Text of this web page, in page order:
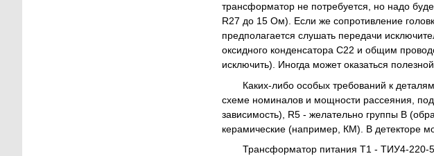
трансформатор не потребуется, но надо
R27 до 15 Ом). Если же сопротивление
предполагается слушать передачи
оксидного конденсатора С22 и общим
исключить). Иногда может оказаться
Каких-либо особых требований к
схеме номиналов и мощности рассеяния,
зависимость), R5 - желательно группы В
керамические (например, КМ). В детекторе
Трансформатор питания Т1 - ТИУ4-220-